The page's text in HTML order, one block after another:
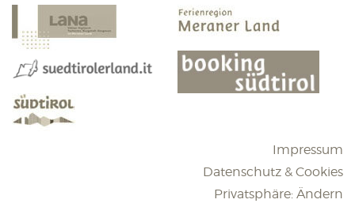
Impressum
Datenschutz & Cookies
Privatsphäre: Ändern